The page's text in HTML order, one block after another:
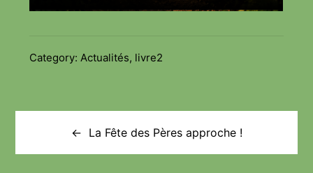
Category:Actualités, livre2
Navigation
l’article
La Fête des Pères approche !